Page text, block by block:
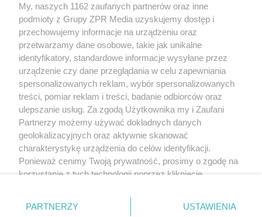
Żaden utwór zamieszczony w serwisie nie może być powielany i
rozpowszechniany lub dalej rozpowszechniany w jakikolwiek sposób (w
tym także elektroniczny lub mechaniczny) na jakimkolwiek polu
eksploatacji w jakiejkolwiek formie, włącznie z umieszczaniem w Internecie
bez pisemnej zgody właściciela praw. Jakiekolwiek użycie lub
wykorzystanie utworów w całości lub w części z naruszeniem prawa, tzn.
bez właściwej zgody, jest zabronione pod groźbą kary i może być ścigane
prawnie.
O nas
My, naszych 1162 zaufanych partnerów oraz inne
podmioty z Grupy ZPR Media uzyskujemy dostęp i
przechowujemy informacje na urządzeniu oraz
przetwarzamy dane osobowe, takie jak unikalne
identyfikatory, standardowe informacje wysyłane przez
urządzenie czy dane przeglądania w celu zapewniania
spersonalizowanych reklam, wybór spersonalizowanych
treści, pomiar reklam i treści, badanie odbiorców oraz
ulepszanie usług. Za zgodą Użytkownika my i Zaufani
Partnerzy możemy używać dokładnych danych
geolokalizacyjnych oraz aktywnie skanować
charakterystykę urządzenia do celów identyfikacji.
Ponieważ cenimy Twoją prywatność, prosimy o zgodę na
korzystanie z tych technologii poprzez kliknięcie
zmienić/wycofać klikając przycisk ustawień prywatności
znajdujący się w lewym dolnym rogu strony
PARTNERZY USTAWIENIA